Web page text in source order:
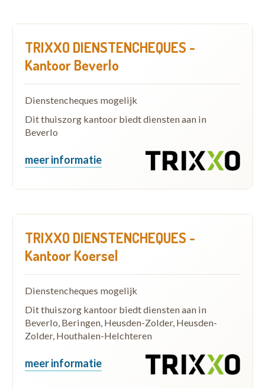
TRIXXO DIENSTENCHEQUES -
Kantoor Beverlo
Dienstencheques mogelijk
Dit thuiszorg kantoor biedt diensten aan in
Beverlo
meer informatie
TRIXXO DIENSTENCHEQUES -
Kantoor Koersel
Dienstencheques mogelijk
Dit thuiszorg kantoor biedt diensten aan in
Beverlo, Beringen, Heusden-Zolder, Heusden-
Zolder, Houthalen-Helchteren
meer informatie